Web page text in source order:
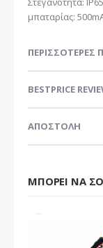
μπαταρίας:
ΠΕΡΙΣΣΌΤΕΡΕΣ
BESTPRICE
ΑΠΟΣΤΟΛΗ
ΜΠΟΡΕΊ ΝΑ